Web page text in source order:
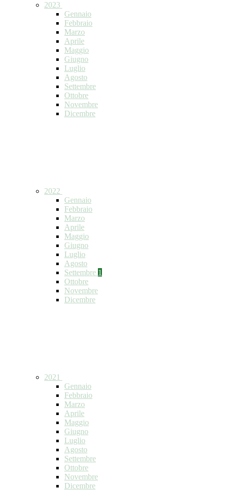
2023
Gennaio
Febbraio
Marzo
Aprile
Maggio
Giugno
Luglio
Agosto
Settembre
Ottobre
Novembre
Dicembre
2022
Gennaio
Febbraio
Marzo
Aprile
Maggio
Giugno
Luglio
Agosto
Settembre 1
Ottobre
Novembre
Dicembre
2021
Gennaio
Febbraio
Marzo
Aprile
Maggio
Giugno
Luglio
Agosto
Settembre
Ottobre
Novembre
Dicembre